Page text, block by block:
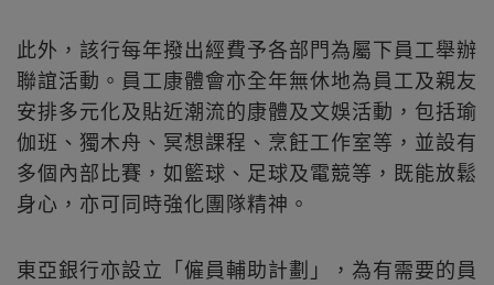
此外，該行每年撥出經費予各部門為屬下員工舉辦
聯誼活動。員工康體會亦全年無休地為員工及親友
安排多元化及貼近潮流的康體及文娛活動，包括瑜
伽班、獨木舟、冥想課程、烹飪工作室等，並設有
多個內部比賽，如籃球、足球及電競等，既能放鬆
身心，亦可同時強化團隊精神。
東亞銀行亦設立「僱員輔助計劃」，為有需要的員